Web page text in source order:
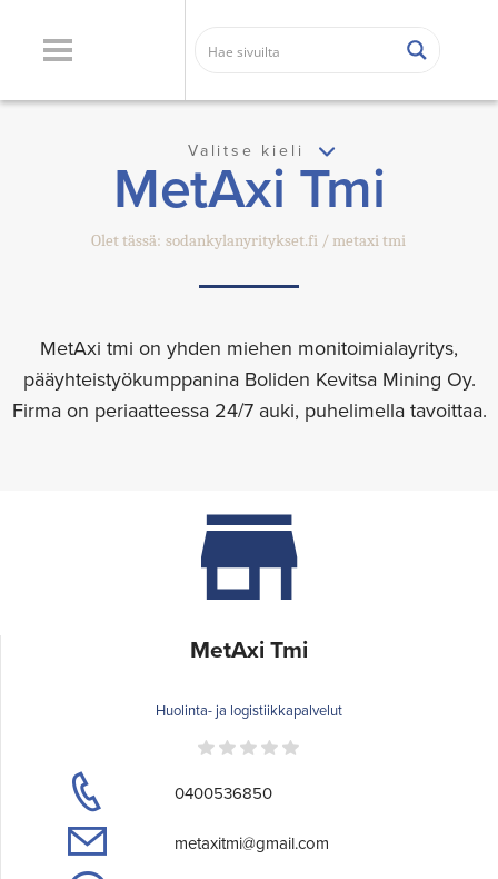
Valitse kieli
MetAxi Tmi
Olet tässä: sodankylanyritykset.fi metaxi tmi
MetAxi tmi on yhden miehen monitoimialayritys,
pääyhteistyökumppanina Boliden Kevitsa Mining Oy.
Firma on periaatteessa 24/7 auki, puhelimella tavoittaa.
MetAxi Tmi
Huolinta- ja logistiikkapalvelut
0400536850
metaxitmi@gmail.com